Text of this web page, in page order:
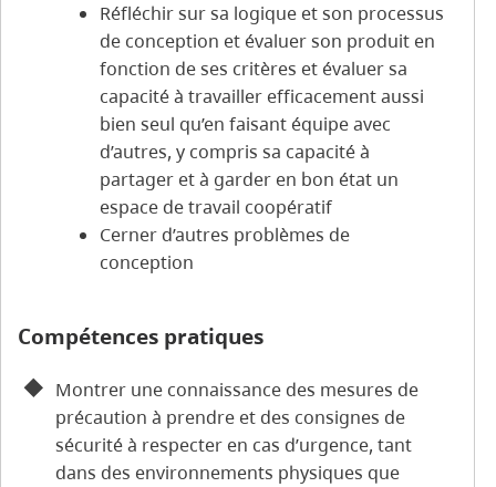
Réfléchir sur sa logique et son processus
de conception et évaluer son produit en
fonction de ses critères et évaluer sa
capacité à travailler efficacement aussi
bien seul qu’en faisant équipe avec
d’autres, y compris sa capacité à
partager et à garder en bon état un
espace de travail coopératif
Cerner d’autres problèmes de
conception
Compétences pratiques
Montrer une connaissance des mesures de
précaution à prendre et des consignes de
sécurité à respecter en cas d’urgence, tant
dans des environnements physiques que